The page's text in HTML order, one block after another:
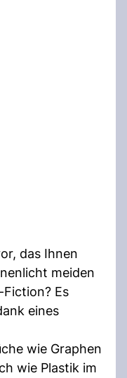
das Ihnen
meiden
Es
eines
wie Graphen
wie Plastik im